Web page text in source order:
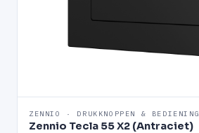
ZENNIO · DRUKKNOPPEN & BEDIENING
Zennio Tecla 55 X2 (Antraciet)